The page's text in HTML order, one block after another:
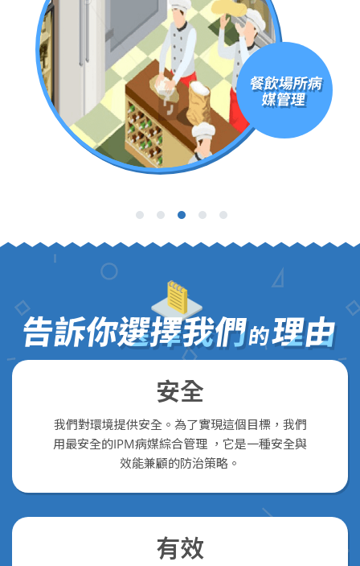
餐飲場所病
媒管理
1 2 3 4 5
告訴你選擇我們的理由
安全
我們對環境提供安全。為了實現這個目標，我們
用最安全的IPM病媒綜合管理 ，它是一種安全與
效能兼顧的防治策略。
有效